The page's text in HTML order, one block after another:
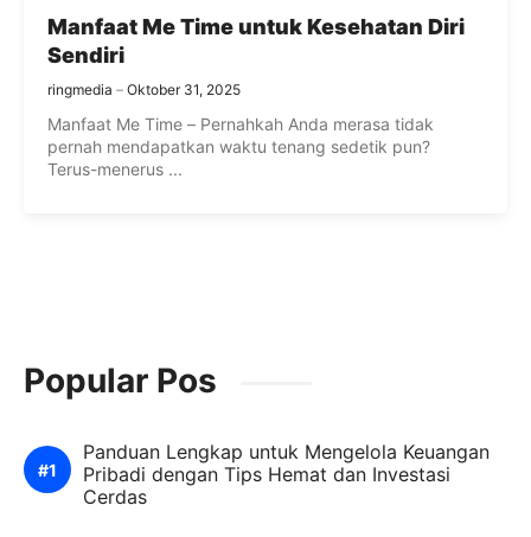
Manfaat Me Time untuk Kesehatan Diri
Sendiri
ringmedia Oktober 31, 2025
Manfaat Me Time – Pernahkah Anda merasa tidak
pernah mendapatkan waktu tenang sedetik pun?
Terus-menerus ...
Popular Pos
Panduan Lengkap untuk Mengelola Keuangan
Pribadi dengan Tips Hemat dan Investasi
Cerdas